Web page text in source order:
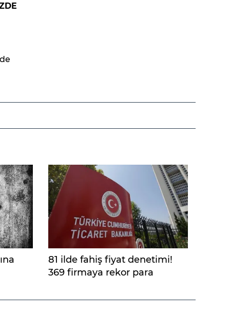
81 ilde fahiş fiyat denetimi!
369 firmaya rekor para